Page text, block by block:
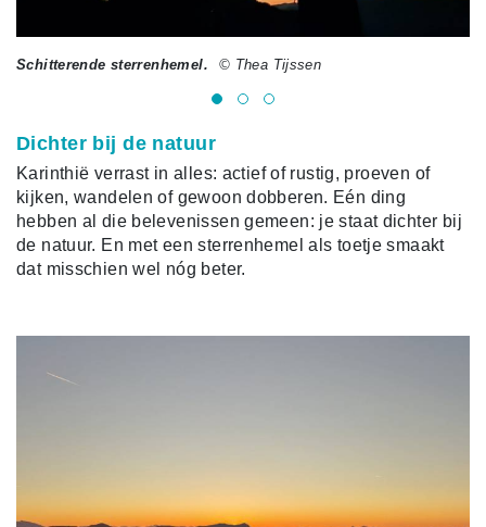
Schitterende sterrenhemel. © Thea Tijssen
Dichter bij de natuur
Karinthië verrast in alles: actief of rustig, proeven of
kijken, wandelen of gewoon dobberen. Eén ding
hebben al die belevenissen gemeen: je staat dichter bij
de natuur. En met een sterrenhemel als toetje smaakt
dat misschien wel nóg beter.